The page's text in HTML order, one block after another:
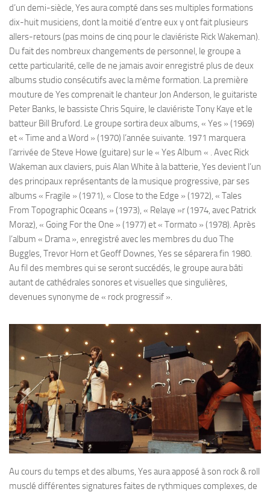
d’un demi-siècle, Yes aura compté dans ses multiples formations
dix-huit musiciens, dont la moitié d’entre eux y ont fait plusieurs
allers-retours (pas moins de cinq pour le claviériste Rick Wakeman).
Du fait des nombreux changements de personnel, le groupe a
cette particularité, celle de ne jamais avoir enregistré plus de deux
albums studio consécutifs avec la même formation. La première
mouture de Yes comprenait le chanteur Jon Anderson, le guitariste
Peter Banks, le bassiste Chris Squire, le claviériste Tony Kaye et le
batteur Bill Bruford. Le groupe sortira deux albums, « Yes » (1969)
et « Time and a Word » (1970) l’année suivante. 1971 marquera
l’arrivée de Steve Howe (guitare) sur le « Yes Album « . Avec Rick
Wakeman aux claviers, puis Alan White à la batterie, Yes devient l’un
des principaux représentants de la musique progressive, par ses
albums « Fragile » (1971), « Close to the Edge » (1972), « Tales
From Topographic Oceans » (1973), « Relaye »r (1974, avec Patrick
Moraz), « Going For the One » (1977) et « Tormato » (1978). Après
l’album « Drama », enregistré avec les membres du duo The
Buggles, Trevor Horn et Geoff Downes, Yes se séparera fin 1980.
Au fil des membres qui se seront succédés, le groupe aura bâti
autant de cathédrales sonores et visuelles que singulières,
devenues synonyme de « rock progressif ».
Au cours du temps et des albums, Yes aura apposé à son rock & roll
musclé différentes signatures faites de rythmiques complexes, de